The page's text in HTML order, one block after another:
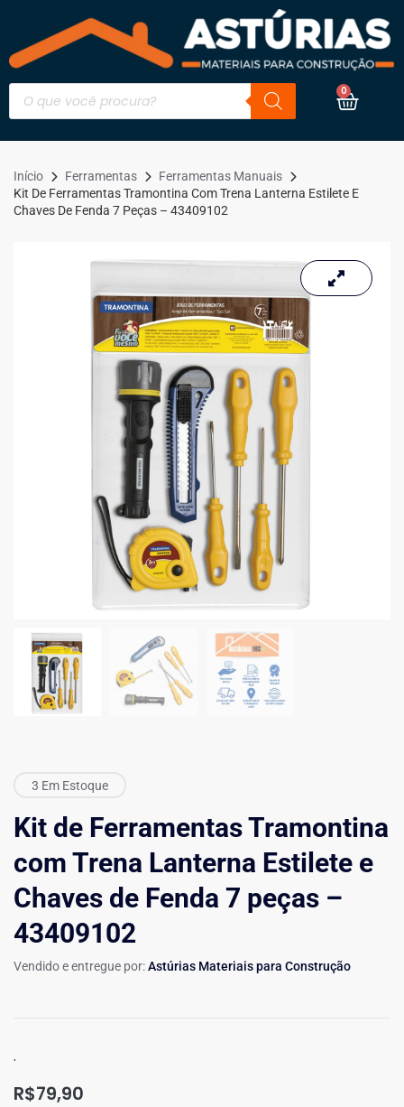
0
Início Ferramentas
Ferramentas Manuais
Kit De Ferramentas Tramontina Com Trena Lanterna Estilete E
Chaves De Fenda 7 Peças – 43409102
3 Em Estoque
Kit de Ferramentas Tramontina
com Trena Lanterna Estilete e
Chaves de Fenda 7 peças –
43409102
Vendido e entregue por:Astúrias Materiais para Construção
.
R$79,90